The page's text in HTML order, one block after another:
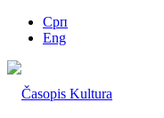
Срп
Eng